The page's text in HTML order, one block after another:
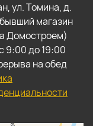
ул. Томина, д.
магазин
Домостроем)
9:00 до 19:00
на обед